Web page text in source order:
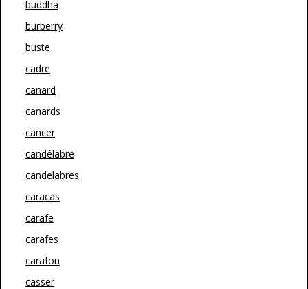
buddha
burberry
buste
cadre
canard
canards
cancer
candélabre
candelabres
caracas
carafe
carafes
carafon
casser